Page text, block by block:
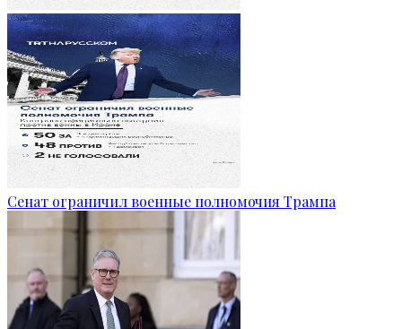
Сенат ограничил военные полномочия Трампа